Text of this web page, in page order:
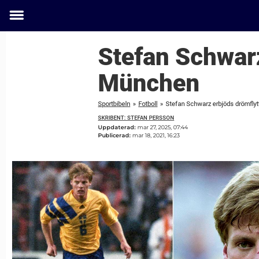
Toggle
Stefan
München
Sportbibeln » Fotboll » Stefan Schwarz erbjöds
SKRIBENT: STEFAN PERSSON
Uppdaterad: mar 27, 2025, 07:44
Publicerad: mar 18, 2021, 16:23